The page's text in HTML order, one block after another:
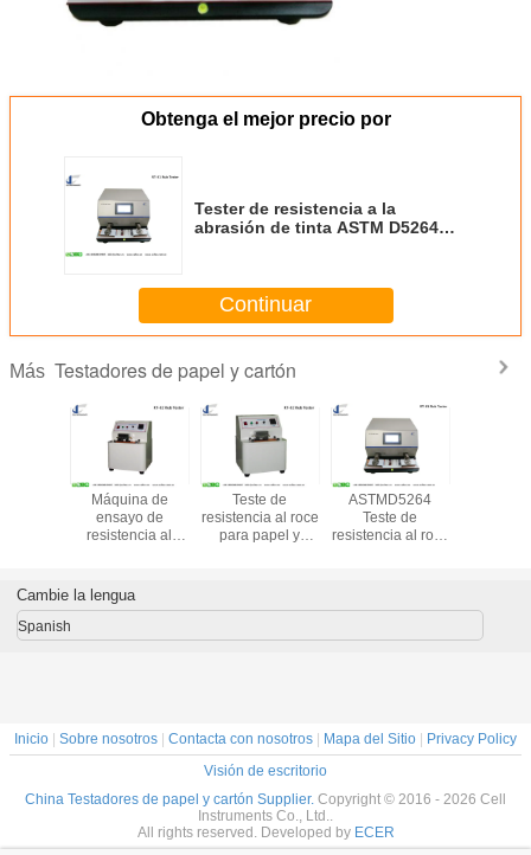
Obtenga el mejor precio por
Tester de resistencia a la
abrasión de tinta ASTM D5264
Continuar
Más Testadores de papel y cartón
Máquina de
ensayo de
resistencia al
tinta ASTM D5264
Teste de
resistencia al roce
para papel y
superficie de
recubierta
ASTMD5264
Teste de
resistencia al roce
de abrasión de
recubierta
Cambie la lengua
Spanish
Inicio | Sobre nosotros | Contacta con nosotros | Mapa del Sitio | Privacy Policy
Visión de escritorio
China Testadores de papel y cartón Supplier. Copyright © 2016 - 2026 Cell
Instruments Co., Ltd..
All rights reserved. Developed by ECER